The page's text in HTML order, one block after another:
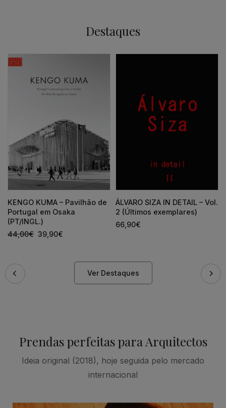
Destaques
KENGO KUMA – Pavilhão de
Portugal em Osaka
(PT/INGL.)
44,00€ 39,90€
ÁLVARO SIZA IN DETAIL – Vol.
2 (Últimos exemplares)
66,90€
Ver Destaques
Prendas perfeitas para Arquitectos
Ideia original (2018), hoje seguida pelo mercado
internacional